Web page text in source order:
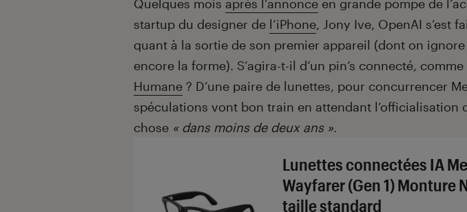
Quelques mois après l’annonce en grande pompe de
startup du designer de l’iPhone, Jony Ive, OpenAI s’est
quant à la sortie de son premier appareil (dont on
encore la forme). S’agira-t-il d’un pin’s connecté, comme
Humane ? D’une paire de lunettes, pour concurrencer
spéculations vont bon train en attendant l’officialisation
chose « dans moins de deux ans ».
Lunettes connectées IA
Wayfarer (Gen 1) Monture
taille standard